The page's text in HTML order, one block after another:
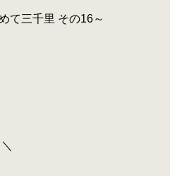
て三千里 その16～